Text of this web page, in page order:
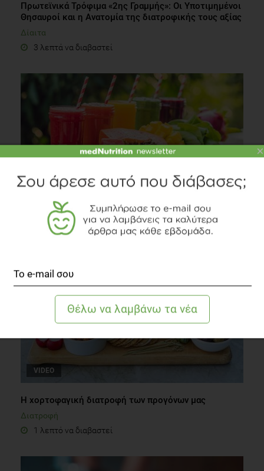
Πρωτεϊνικά Τρόφιμα «2ης Γραμμής»: Οι Υποτιμημένοι
Θησαυροί και η Ανατομία της διατροφικής τους αξίας
Δίαιτα
3 λεπτά να διαβαστεί
Αντιοξειδωτικά και καλοκαίρι
Συστάσεις Διατροφής
2 λεπτά να διαβαστεί
VIDEO
Η χορτοφαγική διατροφή των προγόνων μας
Διατροφή
1 λεπτό να διαβαστεί
×